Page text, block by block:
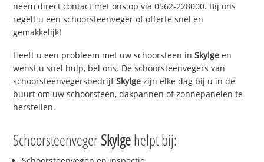
neem direct contact met ons op via 0562-228000. Bij ons
regelt u een schoorsteenveger of offerte snel en
gemakkelijk!
Heeft u een probleem met uw schoorsteen inSkylge en
wenst u snel hulp, bel ons. De schoorsteenvegers van
schoorsteenvegersbedrijfSkylge zijn elke dag bij u in de
buurt om uw schoorsteen, dakpannen of zonnepanelen te
herstellen.
SchoorsteenvegerSkylgehelpt bij: